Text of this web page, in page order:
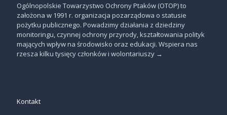
Ogólnopolskie Towarzystwo Ochrony Ptaków (OTOP) to
założona w 1991 r. organizacja pozarządowa o statusie
pożytku publicznego. Powadzimy działania z dziedziny
monitoringu, czynnej ochrony przyrody, kształtowania polityk
mających wpływ na środowisko oraz edukacji. Wspiera nas
rzesza kilku tysięcy członków i wolontariuszy →
Kontakt